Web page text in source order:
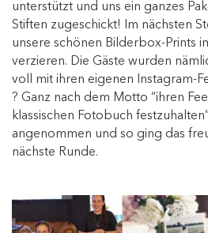
unterstützt und uns ein ganzes
Stiften zugeschickt!
Im nächsten
unsere schönen Bilderbox-Prints
verzieren. Die Gäste wurden
voll mit ihren eigenen Instagram-
? Ganz nach dem Motto “ihren
klassischen Fotobuch
angenommen und so ging das
nächste Runde.